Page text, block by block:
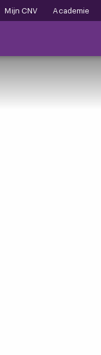
Mijn CNV Academie